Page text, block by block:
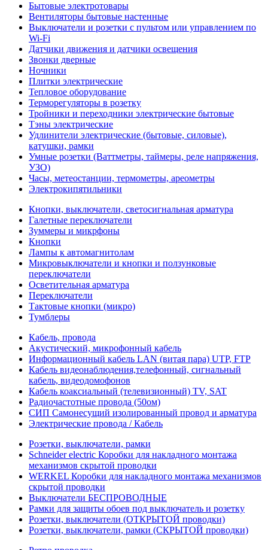
Бытовые электротовары
Вентиляторы бытовые настенные
Выключатели и розетки с пультом или управлением по
Wi-Fi
Датчики движения и датчики освещения
Звонки дверные
Ночники
Плитки электрические
Тепловое оборудование
Терморегуляторы в розетку
Тройники и переходники электрические бытовые
Тэны электрические
Удлинители электрические (бытовые, силовые),
катушки, рамки
Умные розетки (Ваттметры, таймеры, реле напряжения,
УЗО)
Часы, метеостанции, термометры, ареометры
Электрокипятильники
Кнопки, выключатели, светосигнальная арматура
Галетные переключатели
Зуммеры и микрфоны
Кнопки
Лампы к автомагнитолам
Микровыключатели и кнопки и ползунковые
переключатели
Осветительная арматура
Переключатели
Тактовые кнопки (микро)
Тумблеры
Кабель, провода
Акустический, микрофонный кабель
Информационный кабель LAN (витая пара) UTP, FTP
Кабель видеонаблюдения,телефонный, сигнальный
кабель, видеодомофонов
Кабель коаксиальный (телевизионный) TV, SAT
Радиочастотные провода (50ом)
СИП Самонесущий изолированный провод и арматура
Электрические провода / Кабель
Розетки, выключатели, рамки
Schneider electric Коробки для накладного монтажа
механизмов скрытой проводки
WERKEL Коробки для накладного монтажа механизмов
скрытой проводки
Выключатели БЕСПРОВОДНЫЕ
Рамки для защиты обоев под выключатель и розетку
Розетки, выключатели (ОТКРЫТОЙ проводки)
Розетки, выключатели, рамки (СКРЫТОЙ проводки)